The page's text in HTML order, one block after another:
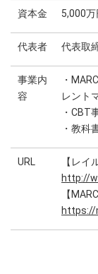
資本金 5,000万
代表者 代表取
事業内
容
・
レント
・CBT
・教科
URL
【レイ
http://
【
https://